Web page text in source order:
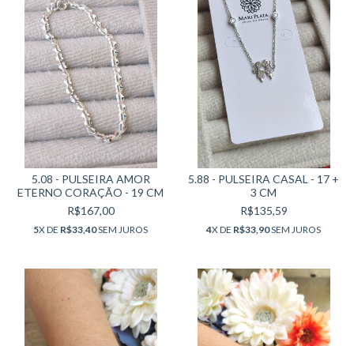
5.08 - PULSEIRA AMOR
ETERNO CORAÇÃO - 19 CM
R$167,00
5X DE R$33,40SEM JUROS
5.88 - PULSEIRA CASAL - 17 +
3 CM
R$135,59
4X DE R$33,90SEM JUROS